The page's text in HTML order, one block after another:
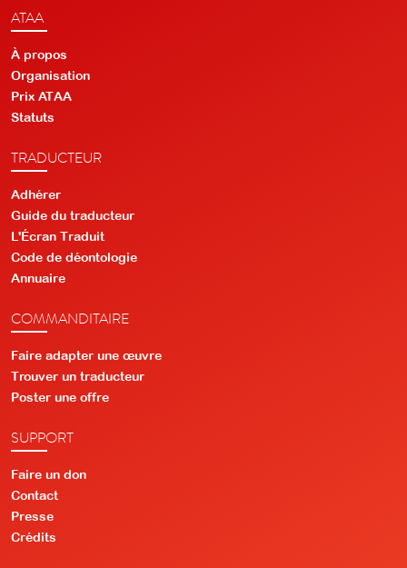
ATAA
À propos
Organisation
Prix ATAA
Statuts
TRADUCTEUR
Adhérer
Guide du traducteur
L'Écran Traduit
Code de déontologie
Annuaire
COMMANDITAIRE
Faire adapter une œuvre
Trouver un traducteur
Poster une offre
SUPPORT
Faire un don
Contact
Presse
Crédits